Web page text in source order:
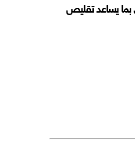
بما يساعد تقليص